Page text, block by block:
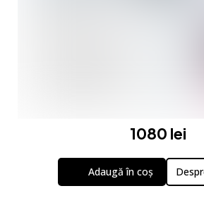
1080 lei
Adaugă în coș